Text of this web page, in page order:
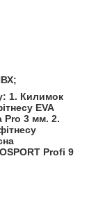
1. Килимок
EVA
Pro 3 мм. 2.
Profi 9